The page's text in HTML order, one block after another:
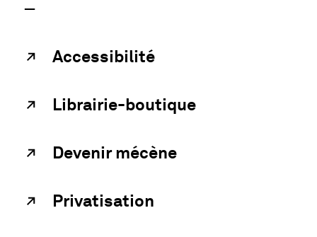
Accessibilité
Librairie-boutique
Devenir mécène
Privatisation